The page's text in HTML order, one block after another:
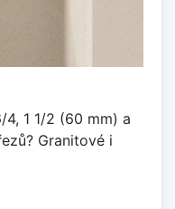
1 1/2 (60 mm) a
Granitové i